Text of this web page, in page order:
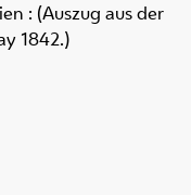
: (Auszug aus der
1842.)